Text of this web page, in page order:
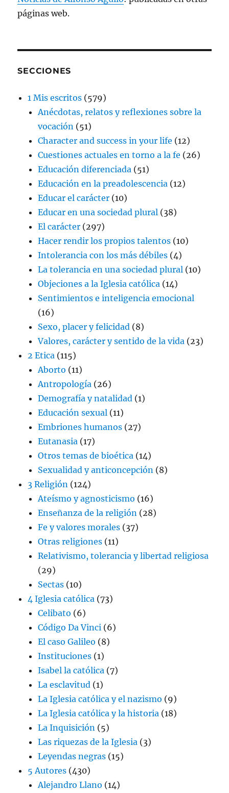
páginas web.
SECCIONES
1 Mis escritos (579)
Anécdotas, relatos y reflexiones sobre la
vocación (51)
Character and success in your life (12)
Cuestiones actuales en torno a la fe (26)
Educación diferenciada (51)
Educación en la preadolescencia (12)
Educar el carácter (10)
Educar en una sociedad plural (38)
El carácter (297)
Hacer rendir los propios talentos (10)
Intolerancia con los más débiles (4)
La tolerancia en una sociedad plural (10)
Objeciones a la Iglesia católica (14)
Sentimientos e inteligencia emocional
(16)
Sexo, placer y felicidad (8)
Valores, carácter y sentido de la vida (23)
2 Etica (115)
Aborto (11)
Antropología (26)
Demografía y natalidad (1)
Educación sexual (11)
Embriones humanos (27)
Eutanasia (17)
Otros temas de bioética (14)
Sexualidad y anticoncepción (8)
3 Religión (124)
Ateísmo y agnosticismo (16)
Enseñanza de la religión (28)
Fe y valores morales (37)
Otras religiones (11)
Relativismo, tolerancia y libertad religiosa
(29)
Sectas (10)
4 Iglesia católica (73)
Celibato (6)
Código Da Vinci (6)
El caso Galileo (8)
Instituciones (1)
Isabel la católica (7)
La esclavitud (1)
La Iglesia católica y el nazismo (9)
La Iglesia católica y la historia (18)
La Inquisición (5)
Las riquezas de la Iglesia (3)
Leyendas negras (15)
5 Autores (430)
Alejandro Llano (14)